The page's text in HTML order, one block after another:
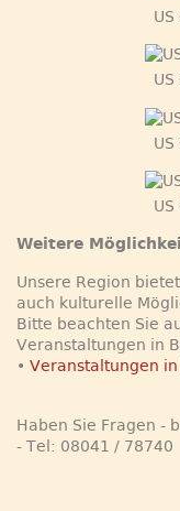
Weitere
Unsere Region
auch kulturelle
Bitte beachten Sie
Veranstaltungen in
• Veranstaltungen in
Haben Sie Fragen -
- Tel: 08041 / 78740